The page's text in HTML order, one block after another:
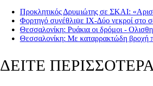
Προκλητικός Δρυμιώτης σε ΣΚΑΙ:
Φορτηγό συνέθλιψε ΙΧ-Δύο νεκροί στο
Θεσσαλονίκη: Ρυάκια οι δρόμοι -
Θεσσαλονίκη: Με καταρρακτώδη βροχή
ΔΕΙΤΕ ΠΕΡΙΣΣΟΤΕΡΑ